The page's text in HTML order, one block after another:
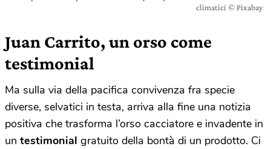
climatici © Pixabay
Juan Carrito, un orso come
testimonial
Ma sulla via della pacifica convivenza fra specie
diverse, selvatici in testa, arriva alla fine una notizia
positiva che trasforma l’orso cacciatore e invadente in
un testimonial gratuito della bontà di un prodotto. Ci